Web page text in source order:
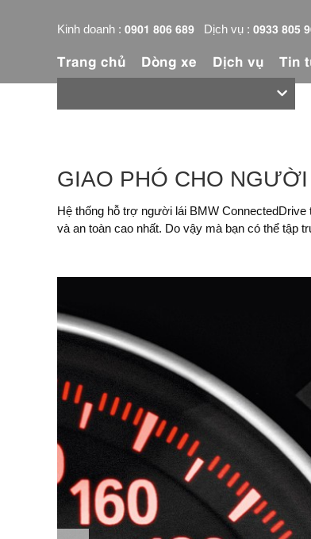
Kinh doanh : 0901 806 689 Dịch vụ : 0933 805
Trang chủ Dòng xe Dịch vụ Tin
GIAO PHÓ CHO
Hệ thống hỗ trợ người lái BMW
và an toàn cao nhất. Do vậy mà bạn có thể tập